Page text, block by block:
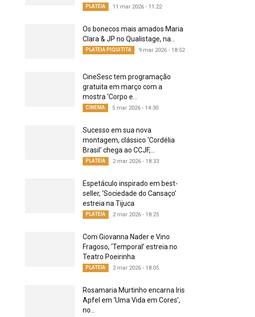
PLATEIA 11 mar 2026 - 11:22
Os bonecos mais amados Maria
Clara & JP no Qualistage, na...
PLATEIA PIQUITITA 9 mar 2026 - 18:52
CineSesc tem programação
gratuita em março com a
mostra ‘Corpo e...
CINEMA 5 mar 2026 - 14:30
Sucesso em sua nova
montagem, clássico ‘Cordélia
Brasil’ chega ao CCJF,...
PLATEIA 2 mar 2026 - 18:33
Espetáculo inspirado em best-
seller, ‘Sociedade do Cansaço’
estreia na Tijuca
PLATEIA 2 mar 2026 - 18:25
Com Giovanna Nader e Vino
Fragoso, ‘Temporal’ estreia no
Teatro Poeirinha
PLATEIA 2 mar 2026 - 18:05
Rosamaria Murtinho encarna Iris
Apfel em ‘Uma Vida em Cores’,
no...